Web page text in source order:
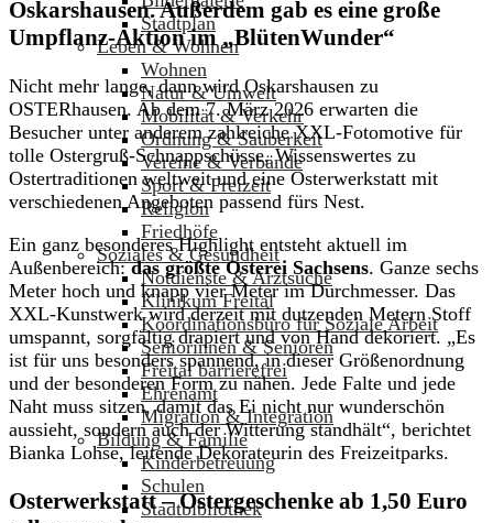
Stadtplan
Leben & Wohnen
Wohnen
Natur & Umwelt
Mobilität & Verkehr
Ordnung & Sauberkeit
Vereine & Verbände
Sport & Freizeit
Religion
Friedhöfe
Soziales & Gesundheit
Notdienste & Arztsuche
Klinikum Freital
Koordinationsbüro für Soziale Arbeit
Seniorinnen & Senioren
Freital barrierefrei
Ehrenamt
Migration & Integration
Bildung & Familie
Kinderbetreuung
Schulen
Stadtbibliothek
Oskarshausen. Außerdem gab es eine große
Umpflanz-Aktion im „BlütenWunder“
Nicht mehr lange, dann wird Oskarshausen zu
OSTERhausen. Ab dem 7. März 2026 erwarten die
Besucher unter anderem zahlreiche XXL-Fotomotive für
tolle Ostergruß-Schnappschüsse, Wissenswertes zu
Ostertraditionen weltweit und eine Osterwerkstatt mit
verschiedenen Angeboten passend fürs Nest.
Ein ganz besonderes Highlight entsteht aktuell im
Außenbereich:das größte Osterei Sachsens. Ganze sechs
Meter hoch und knapp vier Meter im Durchmesser. Das
XXL-Kunstwerk wird derzeit mit dutzenden Metern Stoff
umspannt, sorgfältig drapiert und von Hand dekoriert. „Es
ist für uns besonders spannend, in dieser Größenordnung
und der besonderen Form zu nähen. Jede Falte und jede
Naht muss sitzen, damit das Ei nicht nur wunderschön
aussieht, sondern auch der Witterung standhält“, berichtet
Bianka Lohse, leitende Dekorateurin des Freizeitparks.
Osterwerkstatt – Ostergeschenke ab 1,50 Euro